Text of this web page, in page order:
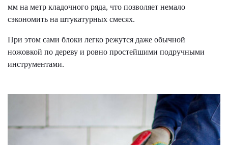
мм на метр кладочного ряда, что позволяет немало
сэкономить на штукатурных смесях.
При этом сами блоки легко режутся даже обычной
ножовкой по дереву и ровно простейшими подручными
инструментами.